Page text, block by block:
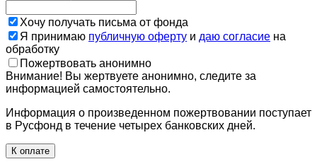
Хочу получать письма от фонда
Я принимаю публичную оферту и даю согласие на
обработку
Пожертвовать анонимно
Внимание! Вы жертвуете анонимно, следите за
информацией самостоятельно.
Информация о произведенном пожертвовании поступает
в Русфонд в течение четырех банковских дней.
К оплате